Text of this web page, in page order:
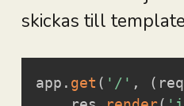
skickas till
app . get ( '/' , ( req